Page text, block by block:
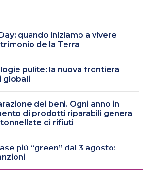
quando iniziamo a vivere
della Terra
pulite: la nuova frontiera
globali
dei beni. Ogni anno in
di prodotti riparabili genera
di rifiuti
più “green” dal 3 agosto: